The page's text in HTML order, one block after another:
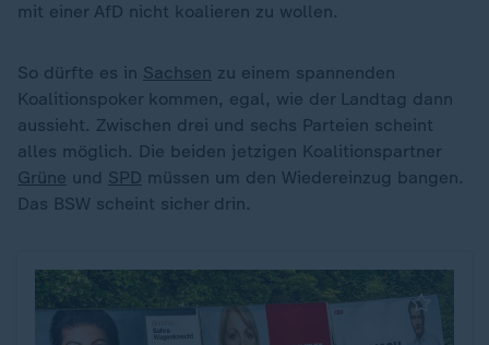
mit einer AfD nicht koalieren zu wollen.
So dürfte es in Sachsen zu einem spannenden
Koalitionspoker kommen, egal, wie der Landtag dann
aussieht. Zwischen drei und sechs Parteien scheint
alles möglich. Die beiden jetzigen Koalitionspartner
Grüne und SPD müssen um den Wiedereinzug bangen.
Das BSW scheint sicher drin.